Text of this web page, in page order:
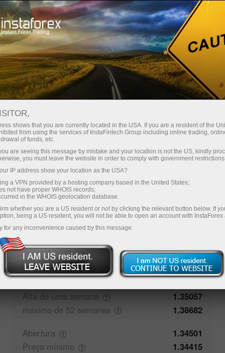
Para Traders
Condições de negociação
GBPUSD.fx
1.34602 (%) 06 Aug 2026 21:22
COMPRAR
1.34602
1.34485
Comentário dos Traders
Fechamento
1.345
Alta de uma semana
1.35057
máximo de 52 semanas
1.38682
Abertura
1.34501
Preço mínimo
1.34415
shows that you are currently located in the USA. If you are a resident of the
from using the services of InstaFintech Group including online trading,
of funds, etc.
are seeing this message by mistake and your location is not the US, kindly
you must leave the website in order to comply with government
IP address show your location as the USA?
a VPN provided by a hosting company based in the United States;
not have proper WHOIS records;
in the WHOIS geolocation database.
whether you are a US resident or not by clicking the relevant button below. If
being a US resident, you will not be able to open an account with InstaForex
for any inconvenience caused by this message.